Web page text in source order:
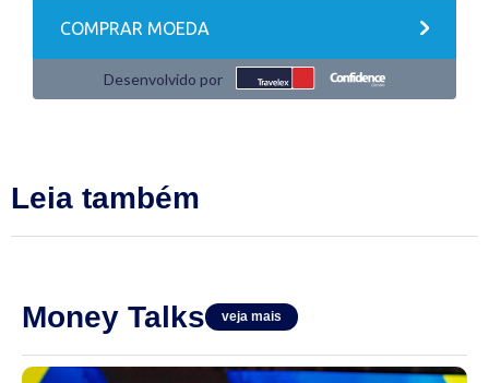
Leia também
Money Talks veja mais